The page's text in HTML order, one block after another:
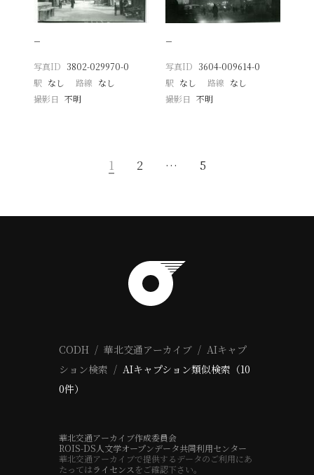
−
写真ID 3802-029970-0
駅 なし 路線 なし
撮影日
不明
−
写真ID 3604-009614-0
駅 なし 路線 なし
撮影日 不明
1 2 … 5
CODH 華北交通アーカイブ
AIキャプ
ション検索
AIキャプション類似検索（10
0件）
華北交通アーカイブ作成委員会
ROIS-DS人文学オープンデータ共同利用センター
華北交通アーカイブで提供するデータのご利用にあ
たってはライセンス をご確認下さい。